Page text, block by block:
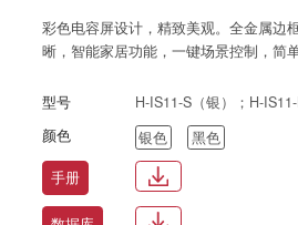
彩色电容屏设计，精致美观。全金属边
晰，智能家居功能，一键场景控制，简单
型号
H-IS11-S（银）；H-IS11-
颜色
银色 黑色
手册